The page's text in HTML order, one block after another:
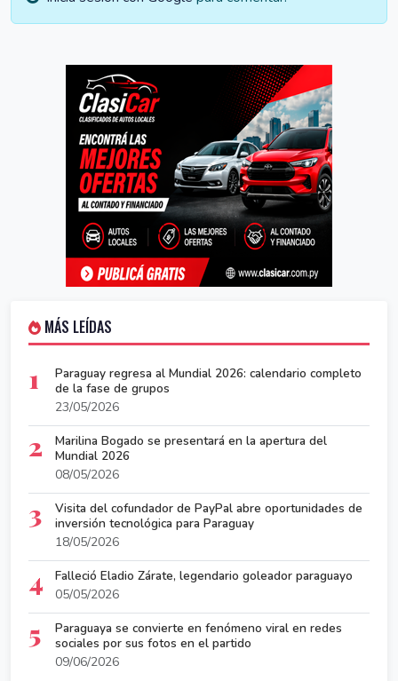
MÁS LEÍDAS
1
Paraguay regresa al Mundial 2026: calendario completo
de la fase de grupos
23/05/2026
2
Marilina Bogado se presentará en la apertura del
Mundial 2026
08/05/2026
3
Visita del cofundador de PayPal abre oportunidades de
inversión tecnológica para Paraguay
18/05/2026
4
Falleció Eladio Zárate, legendario goleador paraguayo
05/05/2026
5
Paraguaya se convierte en fenómeno viral en redes
sociales por sus fotos en el partido
09/06/2026